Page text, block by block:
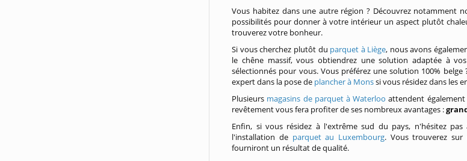
Vous habitez dans une autre région ? Découvrez notamment
possibilités pour donner à votre intérieur un aspect plutôt
trouverez votre bonheur.
Si vous cherchez plutôt du parquet à Liège, nous avons
le chêne massif, vous obtiendrez une solution adaptée à
sélectionnés pour vous. Vous préférez une solution 100%
expert dans la pose de plancher à Monssi vous résidez dans les
Plusieurs magasins de parquet à Waterloo attendent
revêtement vous fera profiter de ses nombreux avantages :
Enfin, si vous résidez à l'extrême sud du pays, n'hésitez
l'installation de parquet au Luxembourg. Vous trouverez sur
fourniront un résultat de qualité.